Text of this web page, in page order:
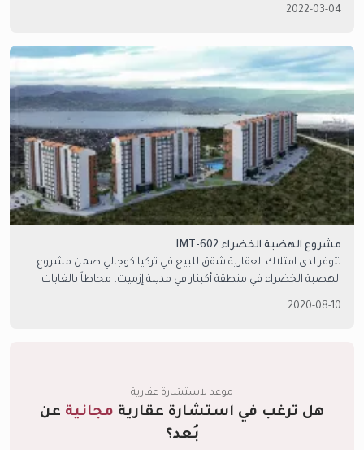
2022-03-04
مشروع الهضبة الخضراء IMT-602
تتوفر لدى امتلاك العقارية شقق للبيع في تركيا كوجالي ضمن مشروع
الهضبة الخضراء في منطقة أكبنار في مدينة إزميت، محاطاً بالغابات
2020-08-10
موعد لاستشارة عقارية
هل ترغب في استشارة عقارية مجانية عن
بُعد؟